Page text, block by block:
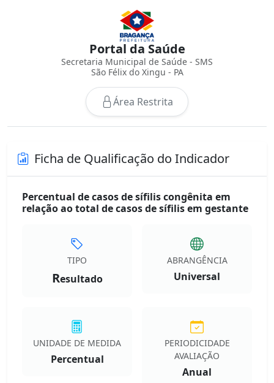
Portal da Saúde
Secretaria Municipal de Saúde - SMS
São Félix do Xingu - PA
Área Restrita
Ficha de Qualificação do Indicador
Percentual de casos de sífilis congênita em
relação ao total de casos de sífilis em gestante
TIPO
Resultado
ABRANGÊNCIA
Universal
UNIDADE DE MEDIDA
Percentual
PERIODICIDADE
AVALIAÇÃO
Anual